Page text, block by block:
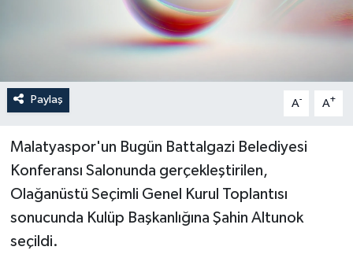
Paylaş A- A+
Malatyaspor'un Bugün Battalgazi Belediyesi
Konferansı Salonunda gerçekleştirilen,
Olağanüstü Seçimli Genel Kurul Toplantısı
sonucunda Kulüp Başkanlığına Şahin Altunok
seçildi.
Yaşam